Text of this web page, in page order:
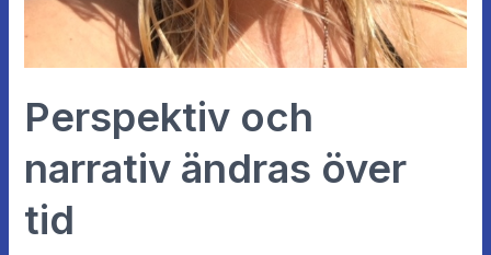
Perspektiv och
narrativ ändras över
tid